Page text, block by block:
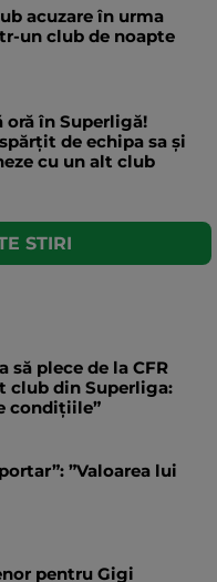
acuzare în urma
un club de noapte
în Superligă!
de echipa sa și
cu un alt club
STIRI
să plece de la CFR
club din Superliga:
condițiile”
”Valoarea lui
pentru Gigi